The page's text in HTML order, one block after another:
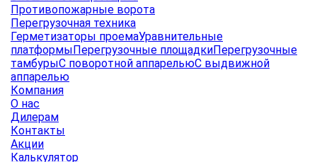
Противопожарные ворота
Перегрузочная техника
Герметизаторы проемаУравнительные
платформыПерегрузочные площадкиПерегрузочные
тамбурыС поворотной аппарельюС выдвижной
аппарелью
Компания
О нас
Дилерам
Контакты
Акции
Калькулятор